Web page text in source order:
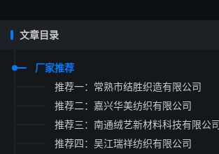
文章目录
厂家推荐
推荐一：常熟市结胜织造有限公司
推荐二：嘉兴华美纺织有限公司
推荐三：南通绒艺新材料科技有限公
推荐四：吴江瑞祥纺织有限公司